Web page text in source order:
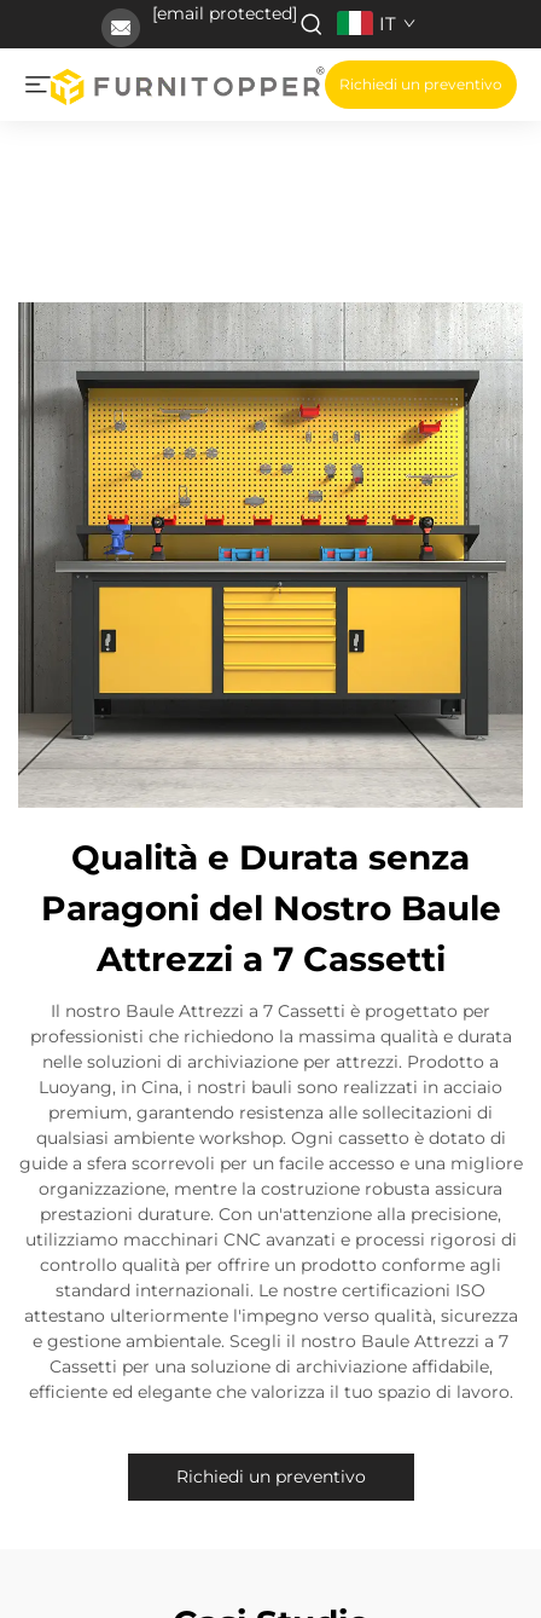
[email protected] IT
Richiedi un preventivo
Qualità e Durata senza
Paragoni del Nostro Baule
Attrezzi a 7 Cassetti
Il nostro Baule Attrezzi a 7 Cassetti è progettato per
professionisti che richiedono la massima qualità e durata
nelle soluzioni di archiviazione per attrezzi. Prodotto a
Luoyang, in Cina, i nostri bauli sono realizzati in acciaio
premium, garantendo resistenza alle sollecitazioni di
qualsiasi ambiente workshop. Ogni cassetto è dotato di
guide a sfera scorrevoli per un facile accesso e una migliore
organizzazione, mentre la costruzione robusta assicura
prestazioni durature. Con un'attenzione alla precisione,
utilizziamo macchinari CNC avanzati e processi rigorosi di
controllo qualità per offrire un prodotto conforme agli
standard internazionali. Le nostre certificazioni ISO
attestano ulteriormente l'impegno verso qualità, sicurezza
e gestione ambientale. Scegli il nostro Baule Attrezzi a 7
Cassetti per una soluzione di archiviazione affidabile,
efficiente ed elegante che valorizza il tuo spazio di lavoro.
Richiedi un preventivo